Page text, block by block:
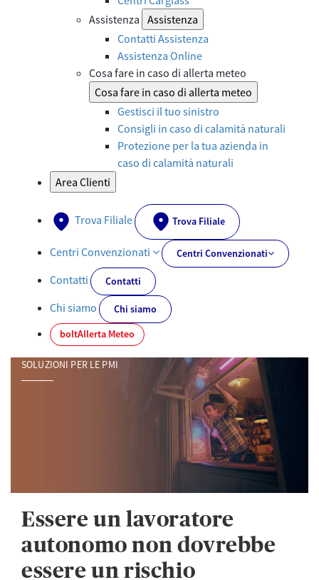
Assistenza Assistenza
Contatti Assistenza
Assistenza Online
Cosa fare in caso di allerta meteo
Cosa fare in caso di allerta meteo
Gestisci il tuo sinistro
Consigli in caso di calamità naturali
Protezione per la tua azienda in
caso di calamità naturali
Area Clienti
Trova Filiale Trova Filiale
Centri Convenzionati Centri Convenzionati
Contatti Contatti
Chi siamo
Chi siamo
boltAllerta Meteo
SOLUZIONI PER LE PMI
Essere un lavoratore
autonomo non dovrebbe
essere un rischio